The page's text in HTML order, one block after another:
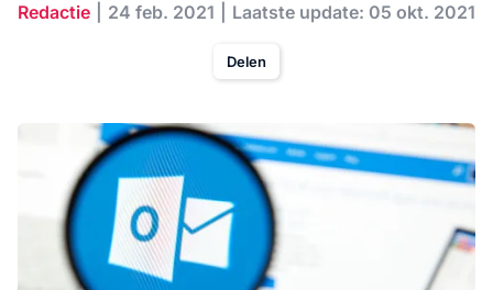
Redactie 24 feb. 2021 Laatste update: 05 okt. 2021
Delen